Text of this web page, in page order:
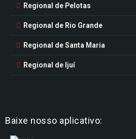
Regional de Pelotas
Regional de Rio Grande
Regional de Santa Maria
Regional de Ijuí
Baixe nosso aplicativo: